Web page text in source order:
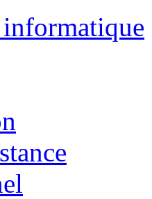
informatique